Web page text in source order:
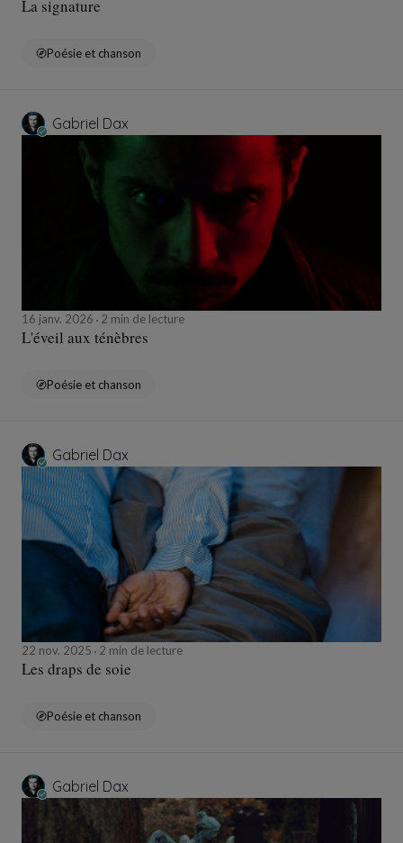
La signature
Poésie et chanson
Gabriel Dax
16 janv. 2026 2 min de lecture
L'éveil aux ténèbres
Poésie et chanson
Gabriel Dax
22 nov. 2025 2 min de lecture
Les draps de soie
Poésie et chanson
Gabriel Dax